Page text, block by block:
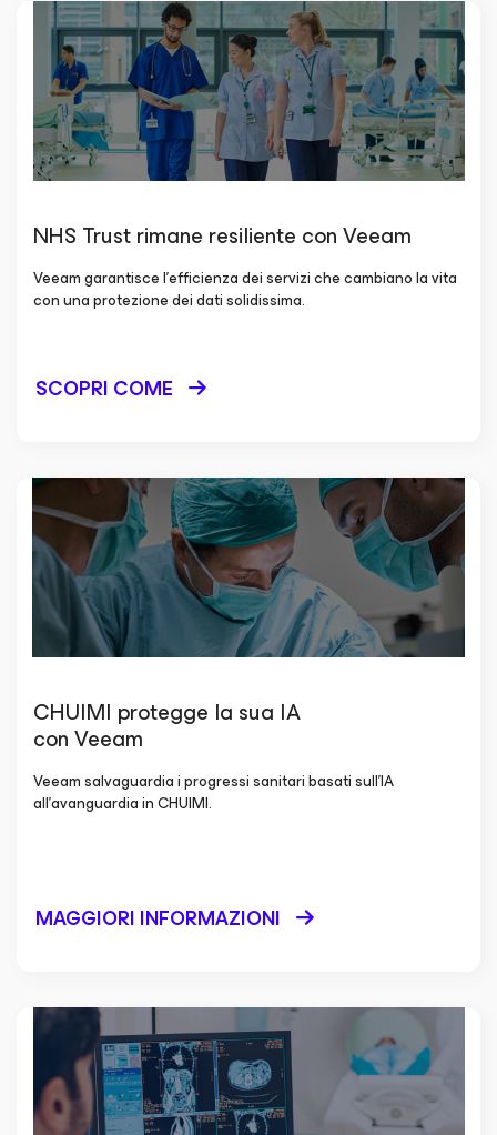
NHS Trust rimane resiliente con Veeam
Veeam garantisce l'efficienza dei servizi che cambiano la vita
con una protezione dei dati solidissima.
SCOPRI COME
CHUIMI protegge la sua IA
con Veeam
Veeam salvaguardia i progressi sanitari basati sull'IA
all'avanguardia in CHUIMI.
MAGGIORI INFORMAZIONI